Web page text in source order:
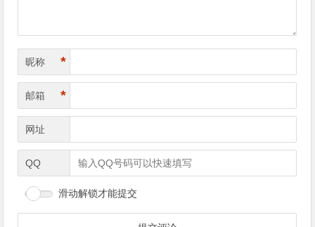
昵称 *
邮箱 *
网址
QQ
滑动解锁才能提交